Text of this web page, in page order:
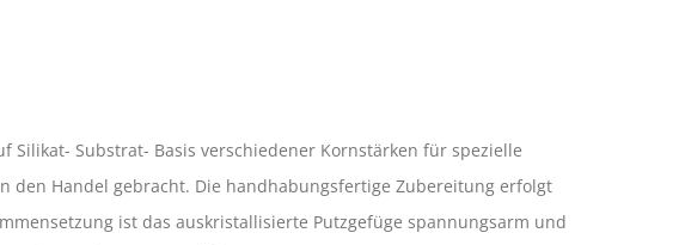
Substrat- Basis verschiedener Kornstärken für spezielle
den Handel gebracht. Die handhabungsfertige Zubereitung erfolgt
ist das auskristallisierte Putzgefüge spannungsarm und